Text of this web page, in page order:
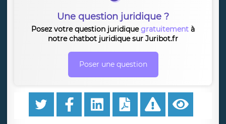
Une question juridique ?
Posez votre question juridiquegratuitement à
notre chatbot juridique sur Juribot.fr
Poser une question